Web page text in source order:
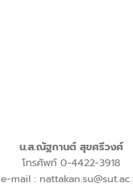
น.ส.ณัฐกานต์ สุขศรีวงศ์
โทรศัพท์ 0-4422-3918
e-mail :